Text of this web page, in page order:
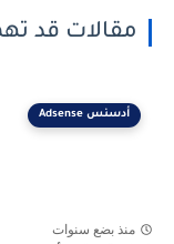
مقالات قد
أدسنس Adsense
منذ بضع سنوات